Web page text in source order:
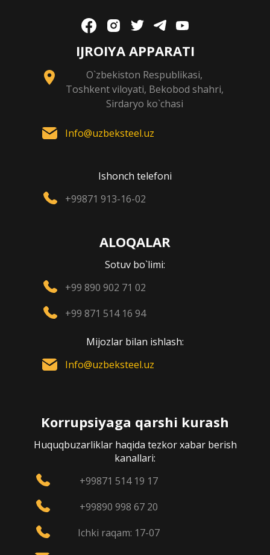
IJROIYA APPARATI
O`zbekiston Respublikasi,
Toshkent viloyati, Bekobod shahri,
Sirdaryo ko`chasi
Info@uzbeksteel.uz
Ishonch telefoni
+99871 913-16-02
ALOQALAR
Sotuv bo`limi:
+99 890 902 71 02
+99 871 514 16 94
Mijozlar bilan ishlash:
Info@uzbeksteel.uz
Korrupsiyaga qarshi kurash
Huquqbuzarliklar haqida tezkor xabar berish
kanallari:
+99871 514 19 17
+99890 998 67 20
Ichki raqam: 17-07